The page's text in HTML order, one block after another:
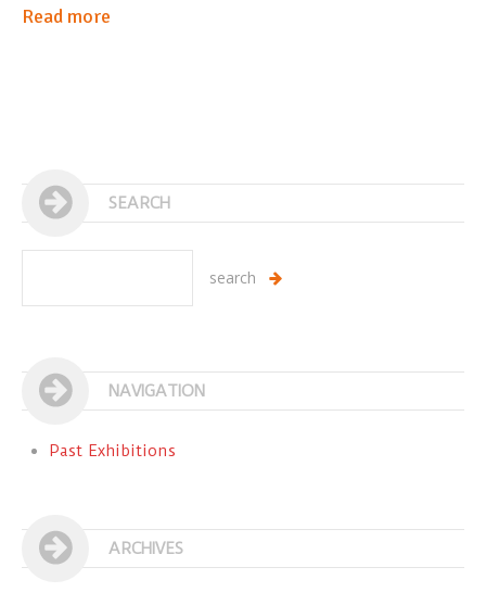
Read more
SEARCH
NAVIGATION
Past Exhibitions
ARCHIVES